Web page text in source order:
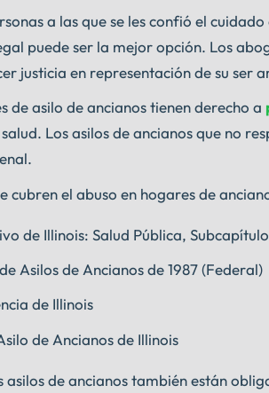
a las que se les confió el
puede ser la mejor opción. Los
justicia en representación de su ser
de asilo de ancianos tienen derecho a
Los asilos de ancianos que no
cubren el abuso en hogares de
de Illinois: Salud Pública,
Asilos de Ancianos de 1987 (Federal)
de Illinois
de Ancianos de Illinois
asilos de ancianos también están